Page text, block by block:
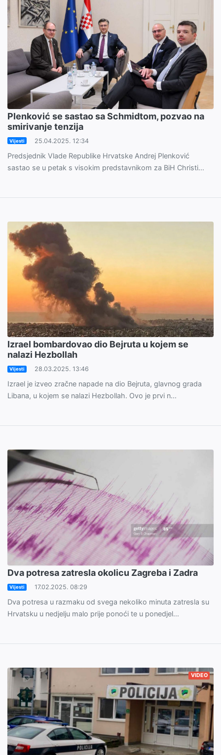
Plenković se sastao sa Schmidtom, pozvao na
smirivanje tenzija
Vijesti 25.04.2025. 12:34
Predsjednik Vlade Republike Hrvatske Andrej Plenković
sastao se u petak s visokim predstavnikom za BiH Christi...
Izrael bombardovao dio Bejruta u kojem se
nalazi Hezbollah
Vijesti 28.03.2025. 13:46
Izrael je izveo zračne napade na dio Bejruta, glavnog grada
Libana, u kojem se nalazi Hezbollah. Ovo je prvi n...
Dva potresa zatresla okolicu Zagreba i Zadra
Vijesti 17.02.2025. 08:29
Dva potresa u razmaku od svega nekoliko minuta zatresla su
Hrvatsku u nedjelju malo prije ponoći te u ponedjel...
VIDEO